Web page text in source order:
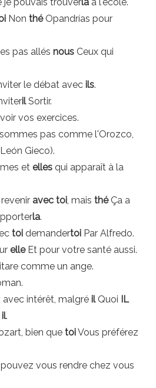
Non théOpandrías pour
pas allés nous Ceux qui
le débat avec ils.
ilSortir.
vos exercices.
pas comme l'Orozco,
Gieco).
et elles qui apparaît à la
avec toi , mais théÇa a
la.
toi demandertoi Par Alfredo.
elleEt pour votre santé aussi.
comme un ange.
intérêt, malgré ilQuoi IL
il.
bien que toiVous préférez
vous rendre chez vous